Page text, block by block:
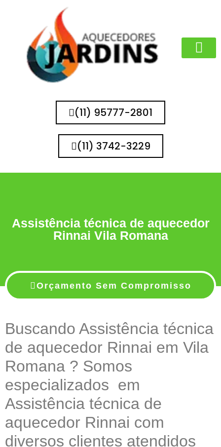
(11) 95777-2801
(11) 3742-3229
Assistência técnica de aquecedor
Rinnai Vila Romana
Orçamento Sem Compromisso
Buscando Assistência técnica
de aquecedor Rinnai em Vila
Romana ? Somos
especializados em
Assistência técnica de
aquecedor Rinnai com
diversos clientes atendidos